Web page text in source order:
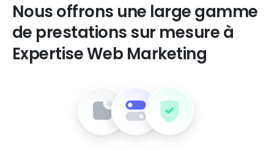
Nousoffrons une largegamme
de prestationssur mesureà
ExpertiseWeb Marketing